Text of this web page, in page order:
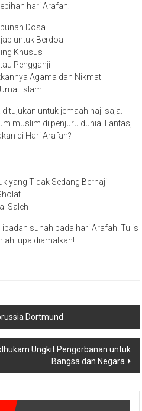
hari Arafah:
Dosa
untuk Berdoa
Khusus
Pengganjil
Agama dan Nikmat
Islam
untuk jemaah haji saja.
muslim di penjuru dunia. Lantas,
di Hari Arafah?
yang Tidak Sedang Berhaji
Saleh
sunah pada hari Arafah. Tulis
lupa diamalkan!
Dortmund
Ungkit Pengorbanan untuk
Bangsa dan Negara